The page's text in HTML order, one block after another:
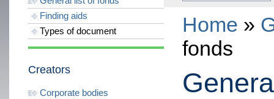
Finding aids
Types of document
Creators
Corporate bodies
Home »
fonds